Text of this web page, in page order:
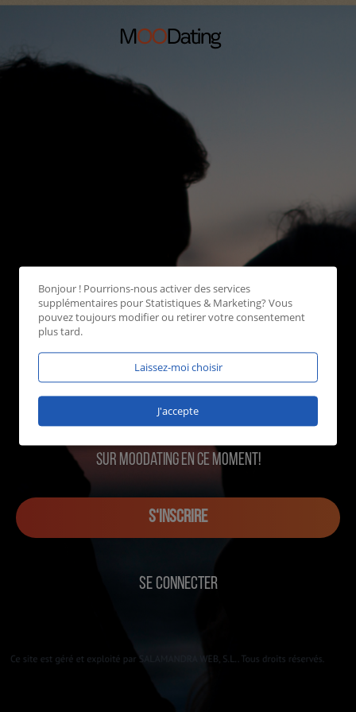
sur MOOdating en ce moment!
S‘INSCRIRE
SE CONNECTER
Bonjour ! Pourrions-nous activer des services
supplémentaires pourStatistiques & Marketing? Vous
pouvez toujours modifier ou retirer votre consentement
plus tard.
Laissez-moi choisir
J'accepte